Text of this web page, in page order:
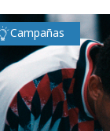
Campañas